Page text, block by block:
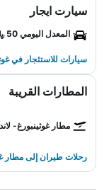
سيارت ايجار
المعدل اليومي 50 ﷼
سيارات للاستئجار في
المطارات القريبة
مطار غوثينبورغ-
رحلات طيران إلى مطار